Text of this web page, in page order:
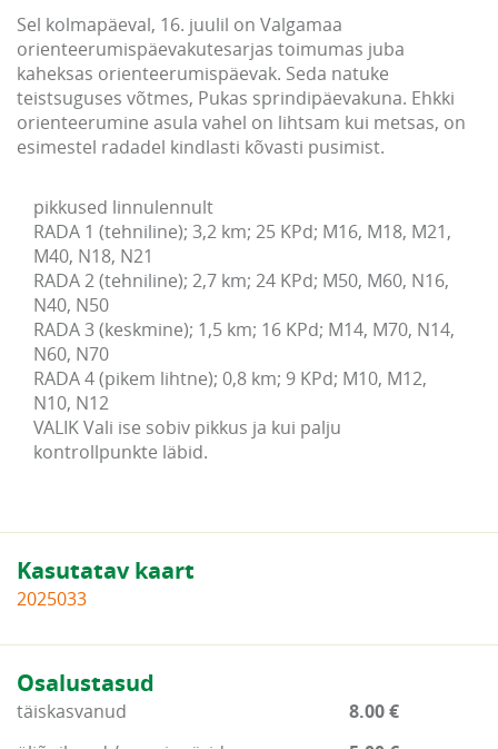
Sel kolmapäeval, 16. juulil on Valgamaa
orienteerumispäevakutesarjas toimumas juba
kaheksas orienteerumispäevak. Seda natuke
teistsuguses võtmes, Pukas sprindipäevakuna. Ehkki
orienteerumine asula vahel on lihtsam kui metsas, on
esimestel radadel kindlasti kõvasti pusimist.
pikkused linnulennult
RADA 1 (tehniline); 3,2 km; 25 KPd; M16, M18, M21,
M40, N18, N21
RADA 2 (tehniline); 2,7 km; 24 KPd; M50, M60, N16,
N40, N50
RADA 3 (keskmine); 1,5 km; 16 KPd; M14, M70, N14,
N60, N70
RADA 4 (pikem lihtne); 0,8 km; 9 KPd; M10, M12,
N10, N12
VALIK Vali ise sobiv pikkus ja kui palju
kontrollpunkte läbid.
Kasutatav kaart
2025033
Osalustasud
täiskasvanud
8.00 €